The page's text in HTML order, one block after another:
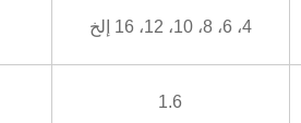
4، 6، 8، 10، 12، 16 إلخ
1.6